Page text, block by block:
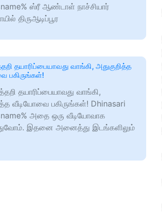
ஸ்ரீ ஆண்டாள் நாச்சியார்
திருஆடிப்பூர
தயாரிப்பையாவது வாங்கி, அதுகுறித்த
பகிருங்கள்!
தயாரிப்பையாவது வாங்கி,
வீடியோவை பகிருங்கள்! Dhinasari
அதை ஒரு வீடியோவாக
இதனை அனைத்து இடங்களிலும்